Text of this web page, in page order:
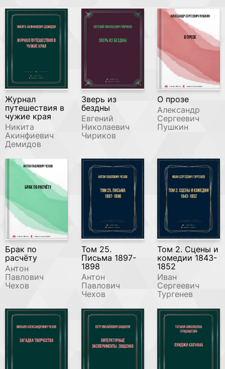
Журнал
путешествия в
чужие края
Никита
Акинфиевич
Демидов
Зверь из
бездны
Евгений
Николаевич
Чириков
О прозе
Александр
Сергеевич
Пушкин
Брак по
расчёту
Антон
Павлович
Чехов
Том 25.
Письма 1897-
1898
Антон
Павлович
Чехов
Том 2. Сцены и
комедии 1843-
1852
Иван
Сергеевич
Тургенев